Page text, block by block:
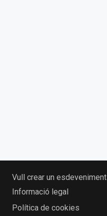
Vull crear un esdeveniment
Informació legal
Política de cookies